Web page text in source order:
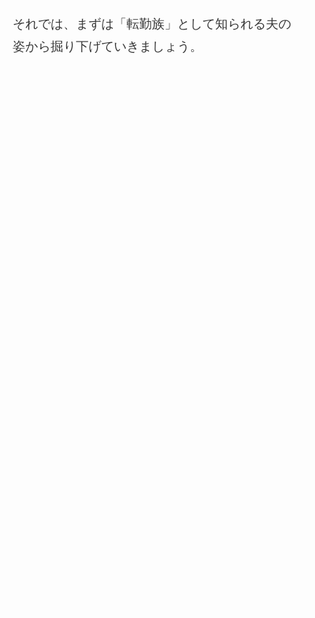
それでは、まずは「転勤族」として知られる夫の
姿から掘り下げていきましょう。